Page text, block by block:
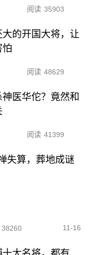
阅读 35903
的开国大将，让
怕
阅读 48629
医华佗？竟然和
阅读 41399
失算，葬地成谜
38260 11-16